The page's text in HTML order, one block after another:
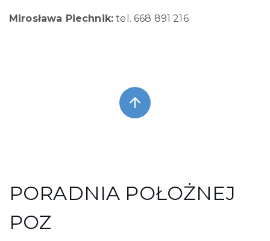
Mirosława Piechnik: tel. 668 891 216
PORADNIA POŁOŻNEJ
POZ